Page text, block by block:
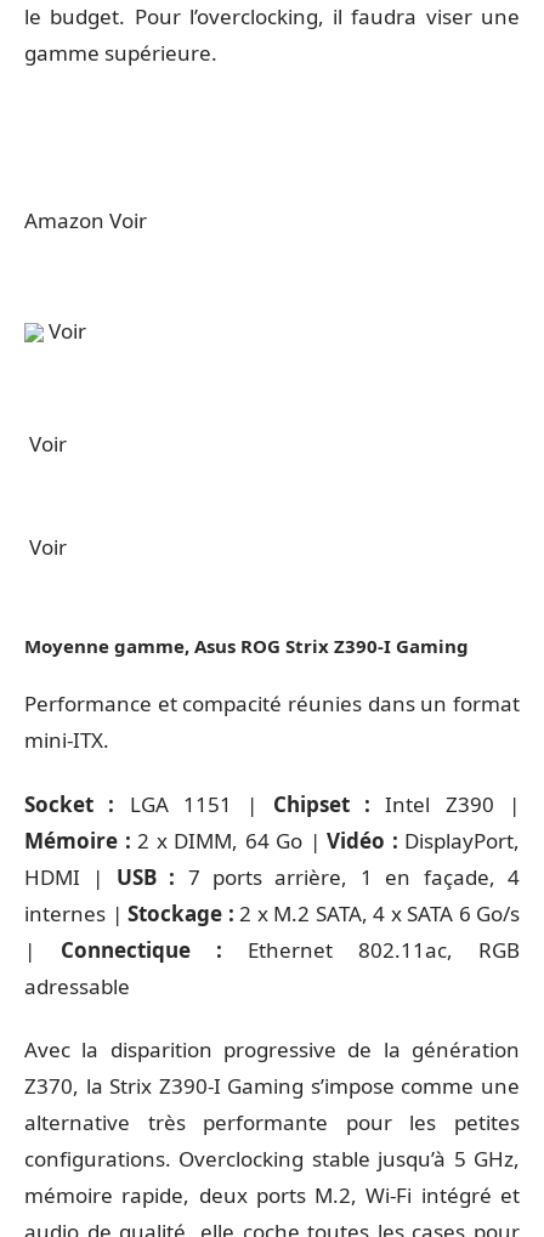
le budget. Pour l’overclocking, il faudra viser une
gamme supérieure.
Amazon Voir
Voir
Voir
Voir
Moyenne gamme, Asus ROG Strix Z390-I Gaming
Performance et compacité réunies dans un format
mini-ITX.
Socket : LGA 1151 | Chipset : Intel Z390 |
Mémoire : 2 x DIMM, 64 Go | Vidéo : DisplayPort,
HDMI | USB : 7 ports arrière, 1 en façade, 4
internes | Stockage : 2 x M.2 SATA, 4 x SATA 6 Go/s
| Connectique : Ethernet 802.11ac, RGB
adressable
Avec la disparition progressive de la génération
Z370, la Strix Z390-I Gaming s’impose comme une
alternative très performante pour les petites
configurations. Overclocking stable jusqu’à 5 GHz,
mémoire rapide, deux ports M.2, Wi-Fi intégré et